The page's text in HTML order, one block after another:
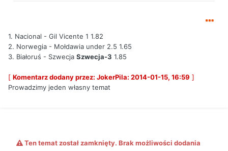
1. Nacional - Gil Vicente 1 1.82
2. Norwegia - Mołdawia under 2.5 1.65
3. Białoruś - Szwecja Szwecja-3 1.85
[ Komentarz dodany przez: JokerPila: 2014-01-15, 16:59 ]
Prowadzimy jeden własny temat
Ten temat został zamknięty. Brak możliwości dodania